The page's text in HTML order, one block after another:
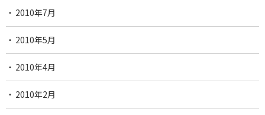
2010年7月
2010年5月
2010年4月
2010年2月